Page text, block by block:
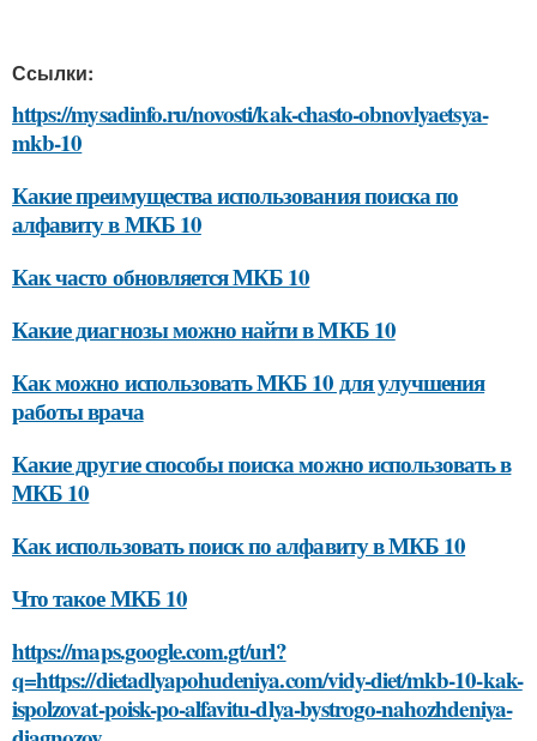
Ссылки:
https://mysadinfo.ru/novosti/kak-chasto-obnovlyaetsya-
mkb-10
Какие преимущества использования поиска по
алфавиту в МКБ 10
Как часто обновляется МКБ 10
Какие диагнозы можно найти в МКБ 10
Как можно использовать МКБ 10 для улучшения
работы врача
Какие другие способы поиска можно использовать в
МКБ 10
Как использовать поиск по алфавиту в МКБ 10
Что такое МКБ 10
https://maps.google.com.gt/url?
q=https://dietadlyapohudeniya.com/vidy-diet/mkb-10-kak-
ispolzovat-poisk-po-alfavitu-dlya-bystrogo-nahozhdeniya-